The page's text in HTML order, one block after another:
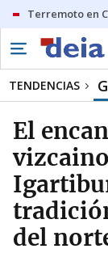
Terremoto en
TENDENCIAS
El
del